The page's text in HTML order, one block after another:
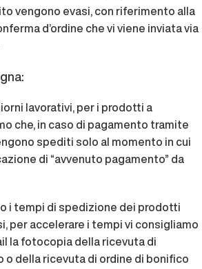
vengono evasi, con riferimento alla
d’ordine che vi viene inviata via
lavorativi, per i prodotti a
che, in caso di pagamento tramite
spediti solo al momento in cui
di “avvenuto pagamento” da
i tempi di spedizione dei prodotti
per accelerare i tempi vi consigliamo
la fotocopia della ricevuta di
o della ricevuta di ordine di bonifico